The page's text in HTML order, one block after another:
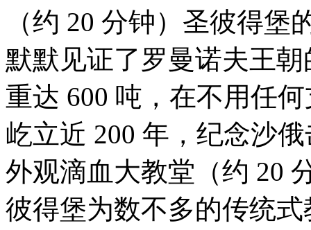
（约 20 分钟）圣彼得
默默见证了罗曼诺夫王
重达 600 吨，在不用任
屹立近 200 年，纪念沙
外观滴血大教堂（约 20
彼得堡为数不多的传统